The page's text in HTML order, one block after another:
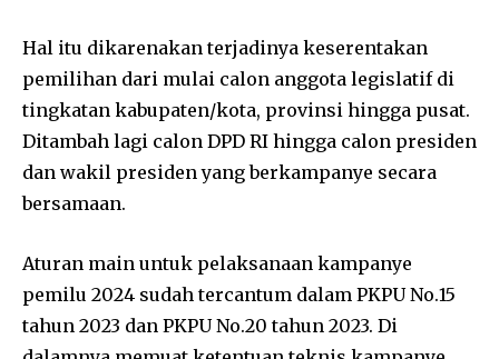
Hal itu dikarenakan terjadinya keserentakan
pemilihan dari mulai calon anggota legislatif di
tingkatan kabupaten/kota, provinsi hingga pusat.
Ditambah lagi calon DPD RI hingga calon presiden
dan wakil presiden yang berkampanye secara
bersamaan.
Aturan main untuk pelaksanaan kampanye
pemilu 2024 sudah tercantum dalam PKPU No.15
tahun 2023 dan PKPU No.20 tahun 2023. Di